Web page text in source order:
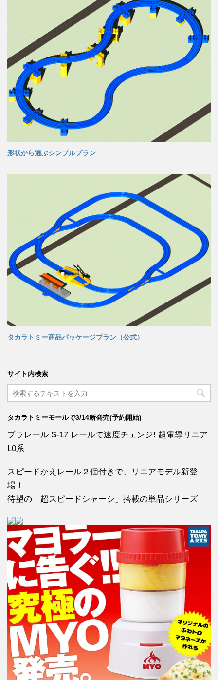
形状から選ぶシンプルプラン
タカラトミー商品パッケージプラン（公式）
サイト内検索
タカラトミーモールで3/14新発売(予約開始)
プラレール S-17 レールで速度チェンジ! 超電導リニア
L0系
スピードかえレール２個付きで、リニアモデル新登
場！
待望の「超スピードシャーシ」搭載の単品シリーズ